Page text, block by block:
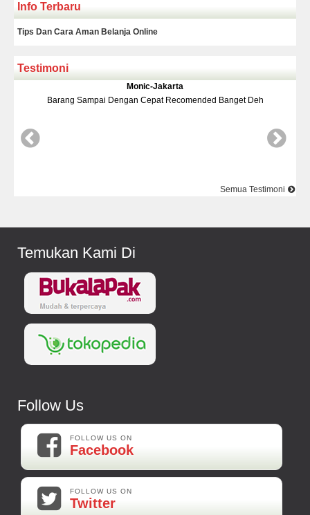
Info Terbaru
Tips Dan Cara Aman Belanja Online
Testimoni
Sampai Dengan Cepat Recomended Banget Deh
Semua Testimoni
Temukan Kami Di
Follow Us
FOLLOW US ON
Facebook
FOLLOW US ON
Twitter